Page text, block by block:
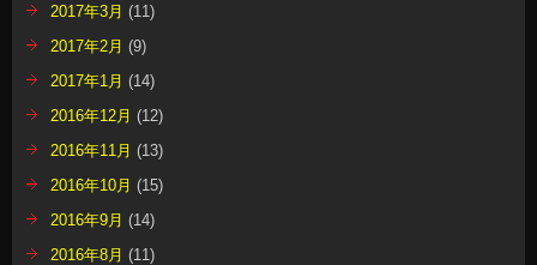
2017年3月 (11)
2017年2月 (9)
2017年1月 (14)
2016年12月 (12)
2016年11月 (13)
2016年10月 (15)
2016年9月 (14)
2016年8月 (11)